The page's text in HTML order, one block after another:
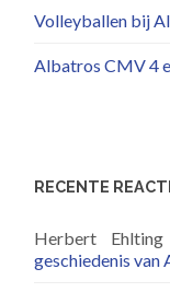
Volleyballen bij
Albatros CMV 4
RECENTE
Herbert Ehlting
geschiedenis van